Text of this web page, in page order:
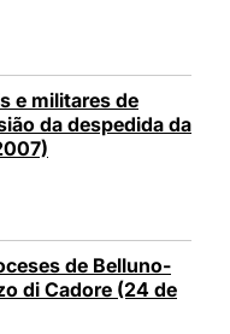
e militares de
da despedida da
de Belluno-
di Cadore (24 de